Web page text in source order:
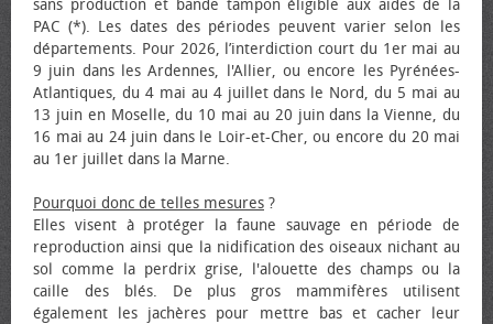
sans production et bande tampon éligible aux aides de la
PAC (*). Les dates des périodes peuvent varier selon les
départements. Pour 2026, l’interdiction court du 1er mai au
9 juin dans les Ardennes, l'Allier, ou encore les Pyrénées-
Atlantiques, du 4 mai au 4 juillet dans le Nord, du 5 mai au
13 juin en Moselle, du 10 mai au 20 juin dans la Vienne, du
16 mai au 24 juin dans le Loir-et-Cher, ou encore du 20 mai
au 1er juillet dans la Marne.
Pourquoi donc de telles mesures ?
Elles visent à protéger la faune sauvage en période de
reproduction ainsi que la nidification des oiseaux nichant au
sol comme la perdrix grise, l'alouette des champs ou la
caille des blés. De plus gros mammifères utilisent
également les jachères pour mettre bas et cacher leur